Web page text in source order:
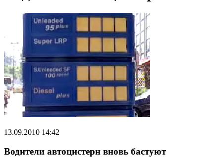
13.09.2010 14:42
Водители автоцистерн вновь бастуют